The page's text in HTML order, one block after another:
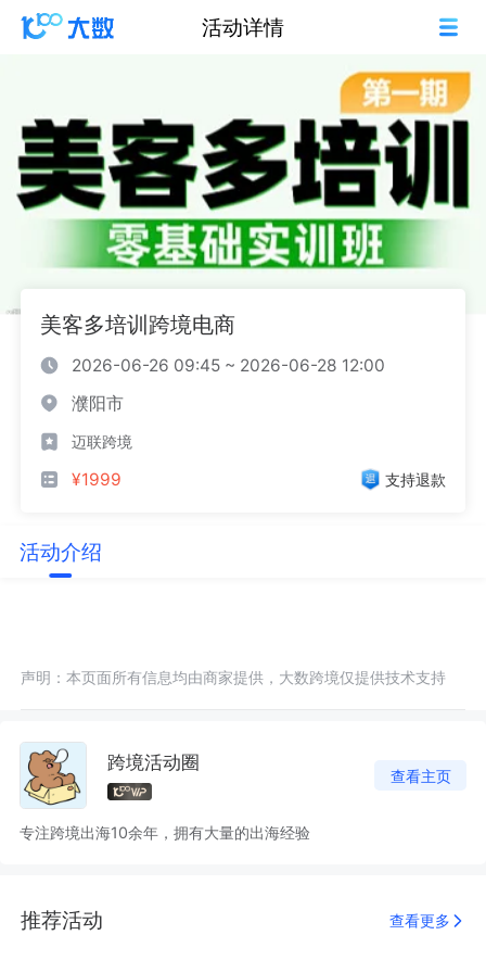
活动详情
美客多培训跨境电商
2026-06-26 09:45 ~ 2026-06-28 12:00
濮阳市
迈联跨境
¥1999 支持退款
活动介绍
声明：本页面所有信息均由商家提供，大数跨境仅提供技术支持
跨境活动圈
查看主页
专注跨境出海10余年，拥有大量的出海经验
推荐活动 查看更多